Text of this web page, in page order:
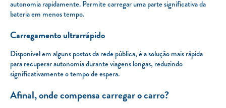
autonomia rapidamente. Permite carregar uma parte significativa da
bateria em menos tempo.
Carregamento ultrarrápido
Disponível em alguns postos da rede pública, é a solução mais rápida
para recuperar autonomia durante viagens longas, reduzindo
significativamente o tempo de espera.
Afinal, onde compensa carregar o carro?